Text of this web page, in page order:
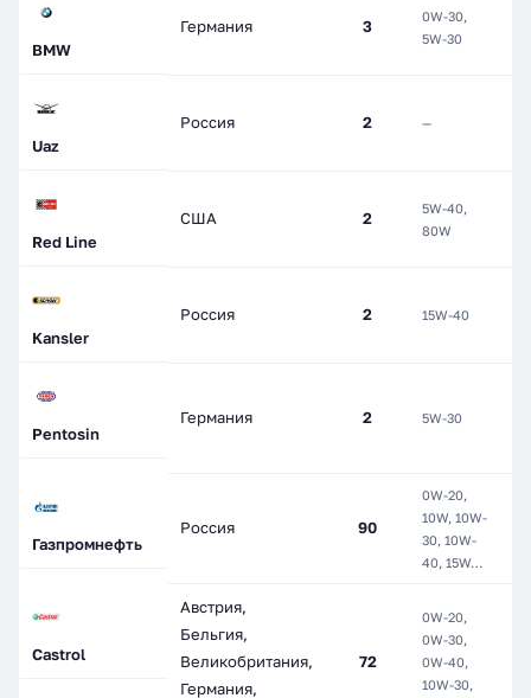
BMW
Германия 3
0W-30,
5W-30
Uaz
Россия 2 —
Red Line
США 2
5W-40,
80W
Kansler
Россия 2 15W-40
Pentosin
Германия 2 5W-30
Газпромнефть
Россия 90
0W-20,
10W, 10W-
30, 10W-
40, 15W…
Castrol
Австрия,
Бельгия,
Великобритания,
Германия,
72
0W-20,
0W-30,
0W-40,
10W-30,